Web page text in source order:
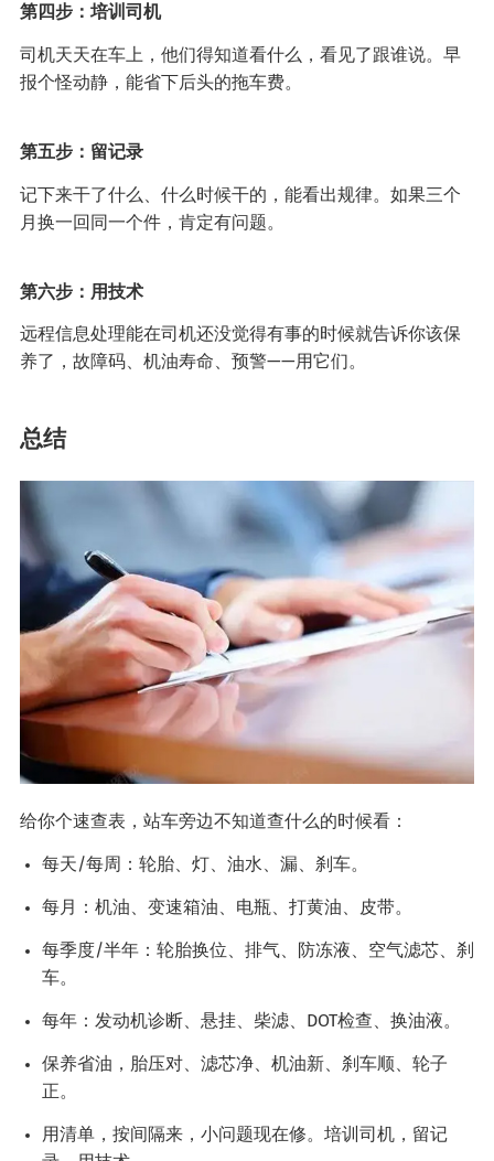
第四步：培训司机
司机天天在车上，他们得知道看什么，看见了跟谁说。早
报个怪动静，能省下后头的拖车费。
第五步：留记录
记下来干了什么、什么时候干的，能看出规律。如果三个
月换一回同一个件，肯定有问题。
第六步：用技术
远程信息处理能在司机还没觉得有事的时候就告诉你该保
养了，故障码、机油寿命、预警——用它们。
总结
给你个速查表，站车旁边不知道查什么的时候看：
每天/每周：轮胎、灯、油水、漏、刹车。
每月：机油、变速箱油、电瓶、打黄油、皮带。
每季度/半年：轮胎换位、排气、防冻液、空气滤芯、刹
车。
每年：发动机诊断、悬挂、柴滤、DOT检查、换油液。
保养省油，胎压对、滤芯净、机油新、刹车顺、轮子
正。
用清单，按间隔来，小问题现在修。培训司机，留记